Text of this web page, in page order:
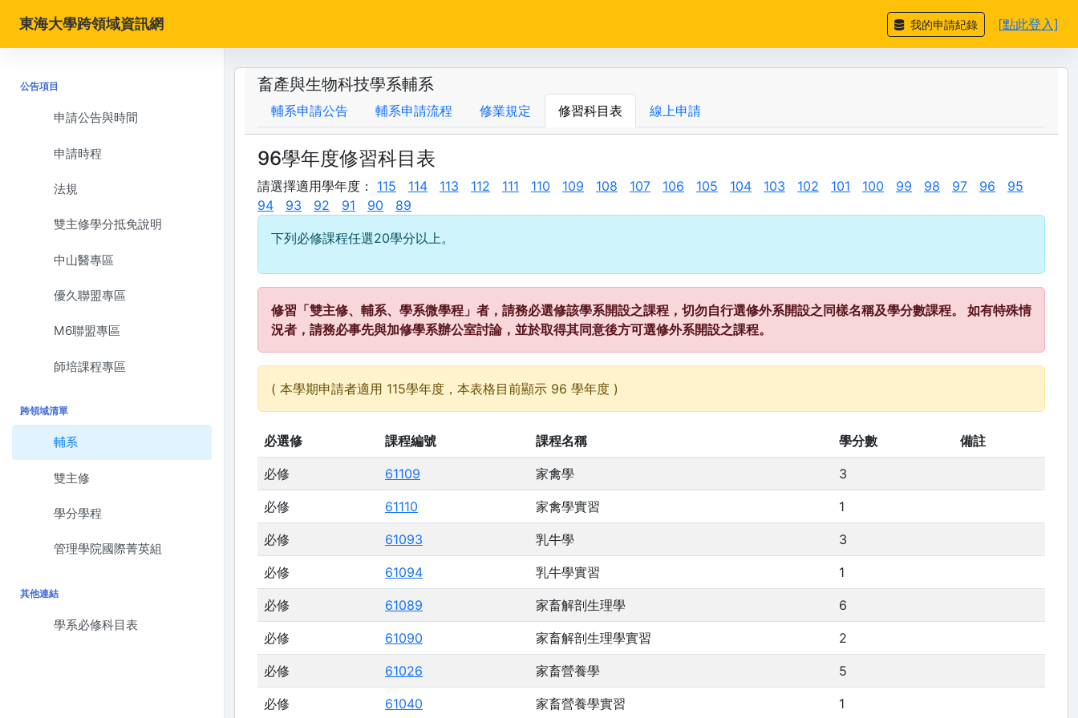
東海大學跨領域資訊網 我的申請紀錄 [點此登入]
公告項目
申請公告與時間
申請時程
法規
雙主修學分抵免說明
中山醫專區
優久聯盟專區
M6聯盟專區
師培課程專區
跨領域清單
輔系
雙主修
學分學程
管理學院國際菁英組
其他連結
學系必修科目表
畜產與生物科技學系輔系
輔系申請公告 輔系申請流程 修業規定 修習科目表 線上申請
96學年度修習科目表
請選擇適用學年度： 115 114 113 112 111 110 109 108 107 106 105 104 103 102 101 100 99 98 97 96
95
94
93 92 91 90 89
下列必修課程任選20學分以上。
修習「雙主修、輔系、學系微學程」者，請務必選修該學系開設之課程，切勿自行選修外系開設之同樣名稱及學分數課程。 如有特殊情
況者，請務必事先與加修學系辦公室討論，並於取得其同意後方可選修外系開設之課程。
( 本學期申請者適用 115學年度，本表格目前顯示 96 學年度 )
必選修 課程編號 課程名稱 學分數 備註
必修 61109 家禽學 3
必修 61110 家禽學實習 1
必修 61093 乳牛學 3
必修 61094 乳牛學實習 1
必修 61089 家畜解剖生理學 6
必修 61090 家畜解剖生理學實習 2
必修 61026 家畜營養學 5
必修 61040 家畜營養學實習 1